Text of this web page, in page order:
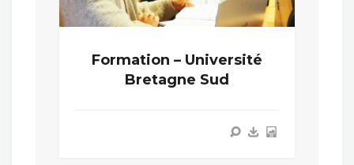
Formation – Université
Bretagne Sud